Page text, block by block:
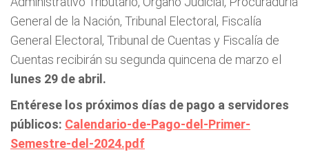
General de la Nación, Tribunal Electoral, Fiscalía
General Electoral, Tribunal de Cuentas y Fiscalía de
Cuentas recibirán su segunda quincena de marzo el
lunes 29 de abril.
Entérese los próximos días de pago a servidores
públicos: Calendario-de-Pago-del-Primer-
Semestre-del-2024.pdf